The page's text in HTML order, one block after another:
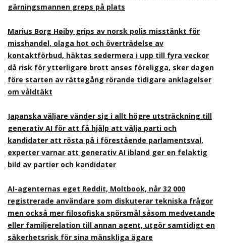
gärningsmannen greps på plats
Marius Borg Høiby grips av norsk polis misstänkt för
misshandel, olaga hot och överträdelse av
kontaktförbud, häktas sedermera i upp till fyra veckor
då risk för ytterligare brott anses föreligga, sker dagen
före starten av rättegång rörande tidigare anklagelser
om våldtäkt
Japanska väljare vänder sig i allt högre utsträckning till
generativ AI för att få hjälp att välja parti och
kandidater att rösta på i förestående parlamentsval,
experter varnar att generativ AI ibland ger en felaktig
bild av partier och kandidater
AI-agenternas eget Reddit, Moltbook, når 32 000
registrerade användare som diskuterar tekniska frågor
men också mer filosofiska spörsmål såsom medvetande
eller familjerelation till annan agent, utgör samtidigt en
säkerhetsrisk för sina mänskliga ägare